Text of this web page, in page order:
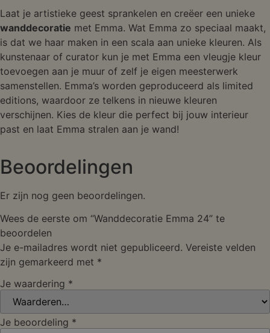
Laat je artistieke geest sprankelen en creëer een unieke
wanddecoratie met Emma. Wat Emma zo speciaal maakt,
is dat we haar maken in een scala aan unieke kleuren. Als
kunstenaar of curator kun je met Emma een vleugje kleur
toevoegen aan je muur of zelf je eigen meesterwerk
samenstellen. Emma’s worden geproduceerd als limited
editions, waardoor ze telkens in nieuwe kleuren
verschijnen. Kies de kleur die perfect bij jouw interieur
past en laat Emma stralen aan je wand!
Beoordelingen
Er zijn nog geen beoordelingen.
Wees de eerste om “Wanddecoratie Emma 24” te
beoordelen
Je e-mailadres wordt niet gepubliceerd. Vereiste velden
zijn gemarkeerd met *
Je waardering *
Je beoordeling *